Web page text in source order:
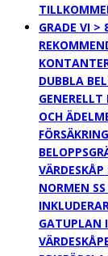
GRADE VI >
DUBBLA
GENERELLT
OCH
NORMEN
GATUPLAN